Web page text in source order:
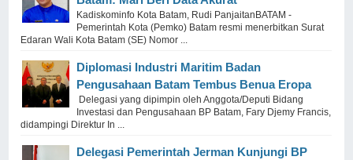
Kadiskominfo Kota Batam, Rudi PanjaitanBATAM -
Pemerintah Kota (Pemko) Batam resmi menerbitkan Surat
Edaran Wali Kota Batam (SE) Nomor ...
Diplomasi Industri Maritim Badan
Pengusahaan Batam Tembus Benua Eropa
Delegasi yang dipimpin oleh Anggota/Deputi Bidang
Investasi dan Pengusahaan BP Batam, Fary Djemy Francis,
didampingi Direktur In ...
Delegasi Pemerintah Jerman Kunjungi BP